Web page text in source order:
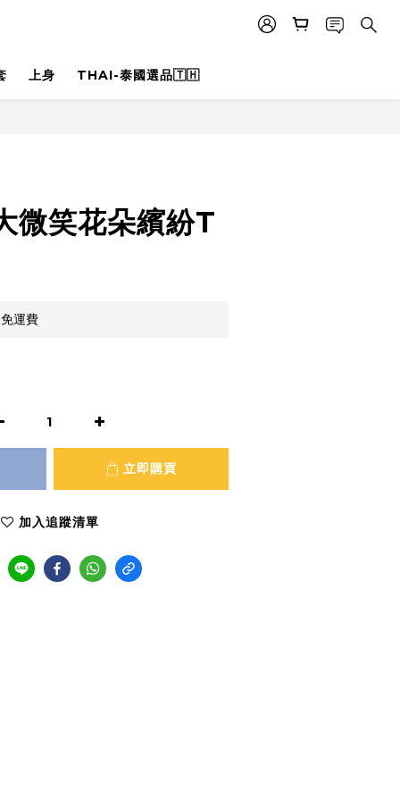
上身 THAI-泰國選品🇹🇭
微笑花朵繽紛T
運費
立即購買
加入追蹤清單